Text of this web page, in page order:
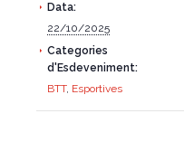
Data:
22/10/2025
Categories
d'Esdeveniment:
BTT, Esportives